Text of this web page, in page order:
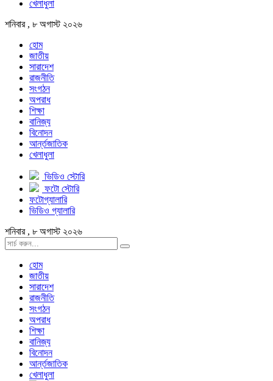
খেলাধুলা
শনিবার , ৮ অগাস্ট ২০২৬
হোম
জাতীয়
সারাদেশ
রাজনীতি
সংগঠন
অপরাধ
শিক্ষা
বানিজ্য
বিনোদন
আর্ন্তজাতিক
খেলাধুলা
ভিডিও স্টোরি
ফটো স্টোরি
ফটোগ্যালারি
ভিডিও গ্যালারি
শনিবার , ৮ অগাস্ট ২০২৬
হোম
জাতীয়
সারাদেশ
রাজনীতি
সংগঠন
অপরাধ
শিক্ষা
বানিজ্য
বিনোদন
আর্ন্তজাতিক
খেলাধুলা